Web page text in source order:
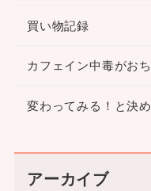
買い物記録
カフェイン中毒がお
変わってみる！と決め
アーカイブ